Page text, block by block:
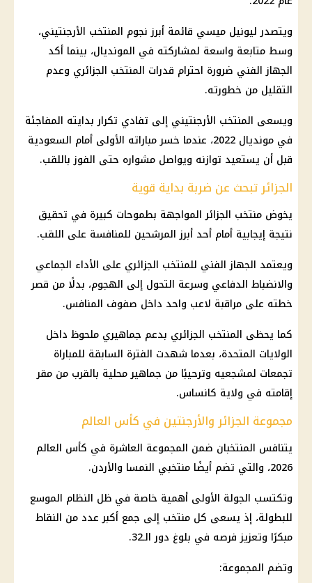
ويتصدر ليونيل ميسي قائمة أبرز نجوم المنتخب الأرجنتيني،
وسط متابعة واسعة لمشاركته في المونديال، بينما أكد
الجهاز الفني ضرورة احترام قدرات المنتخب الجزائري وعدم
التقليل من خطورته.
ويسعى المنتخب الأرجنتيني إلى تفادي تكرار بدايته المفاجئة
في مونديال
2022، عندما خسر مباراته الأولى أمام السعودية
قبل أن يستعيد توازنه ويواصل مشواره حتى الفوز باللقب.
الجزائر تبحث عن ضربة بداية قوية
يخوض منتخب الجزائر المواجهة بطموحات كبيرة في تحقيق
نتيجة إيجابية أمام أحد أبرز المرشحين للمنافسة على اللقب.
ويعتمد الجهاز الفني للمنتخب الجزائري على الأداء الجماعي
والانضباط الدفاعي وسرعة التحول إلى الهجوم، بدلًا من قصر
خطته على مراقبة لاعب واحد داخل صفوف المنافس.
كما يحظى المنتخب الجزائري بدعم جماهيري ملحوظ داخل
الولايات المتحدة، بعدما شهدت الفترة السابقة للمباراة
تجمعات لمشجعيه وترحيبًا من جماهير محلية بالقرب من مقر
إقامته في ولاية كانساس.
مجموعة الجزائر والأرجنتين في كأس العالم
يتنافس المنتخبان ضمن المجموعة العاشرة في كأس العالم
2026، والتي تضم أيضًا منتخبي النمسا والأردن.
وتكتسب الجولة الأولى أهمية خاصة في ظل النظام الموسع
للبطولة، إذ يسعى كل منتخب إلى جمع أكبر عدد من النقاط
مبكرًا وتعزيز فرصه في بلوغ دور الـ32.
وتضم المجموعة: